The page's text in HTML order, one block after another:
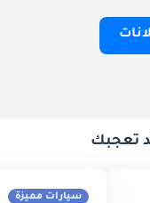
تعجبك
سيارات مميزة